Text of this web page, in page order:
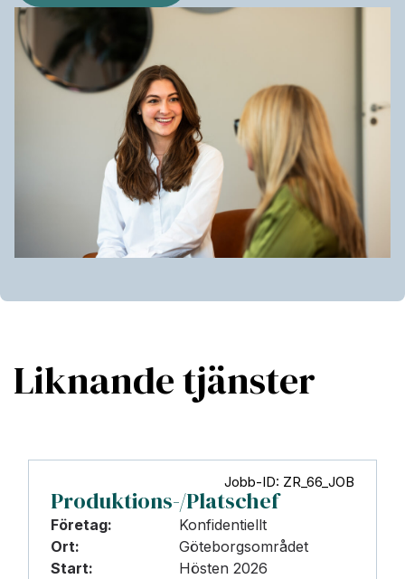
Liknande tjänster
Jobb-ID: ZR_66_JOB
Produktions-/Platschef
Företag:
Konfidentiellt
Ort:
Göteborgsområdet
Start:
Hösten 2026